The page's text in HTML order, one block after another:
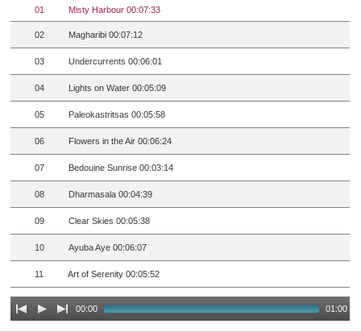
01 Misty Harbour 00:07:33
02 Magharibi 00:07:12
03 Undercurrents 00:06:01
04 Lights on Water 00:05:09
05 Paleokastritsas 00:05:58
06 Flowers in the Air 00:06:24
07 Bedouine Sunrise 00:03:14
08 Dharmasala 00:04:39
09 Clear Skies 00:05:38
10 Ayuba Aye 00:06:07
11 Art of Serenity 00:05:52
00:00 01:00